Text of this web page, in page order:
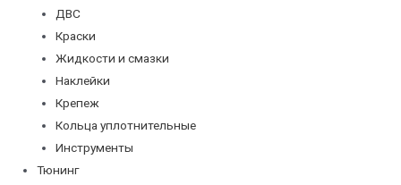
ДВС
Краски
Жидкости и смазки
Наклейки
Крепеж
Кольца уплотнительные
Инструменты
Тюнинг